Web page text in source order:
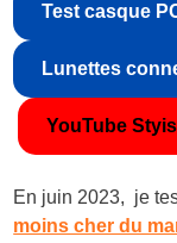
Test casque
Lunettes
YouTube
En juin 2023, je
moins cher du